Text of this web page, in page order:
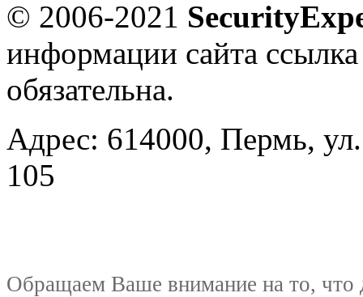
© 2006-2021
информации сайта
обязательна.
Адрес: 614000, Пермь,
105
Обращаем Ваше внимание на то, что